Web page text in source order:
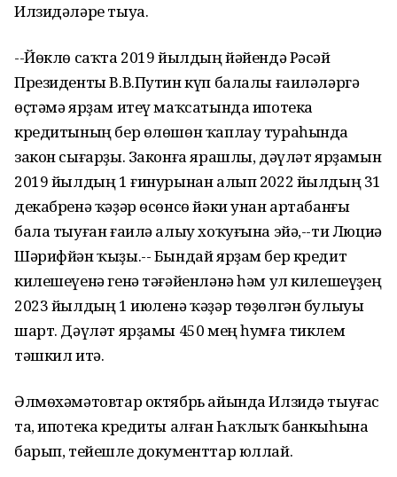
Илзидәләре тыуа.
--Йөклө саҡта 2019 йылдың йәйендә Рәсәй
Президенты В.В.Путин күп балалы ғаиләләргә
өҫтәмә ярҙам итеү маҡсатында ипотека
кредитының бер өлөшөн ҡаплау тураһында
закон сығарҙы. Законға ярашлы, дәүләт ярҙамын
2019 йылдың 1 ғинурынан алып 2022 йылдың 31
декабренә ҡәҙәр өсөнсө йәки унан артабанғы
бала тыуған ғаилә алыу хоҡуғына эйә,--ти Люциә
Шәрифйән ҡыҙы.-- Бындай ярҙам бер кредит
килешеүенә генә тәғәйенләнә һәм ул килешеүҙең
2023 йылдың 1 июленә ҡәҙәр төҙөлгән булыуы
шарт. Дәүләт ярҙамы 450 мең һумға тиклем
тәшкил итә.
Әлмөхәмәтовтар октябрь айында Илзидә тыуғас
та, ипотека кредиты алған Һаҡлыҡ банкыһына
барып, тейешле документтар юллай.